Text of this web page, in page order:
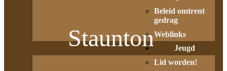
Staunton
Beleid omtrent
gedrag
Weblinks
Jeugd
Lid worden!